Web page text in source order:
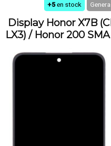
+5en stock Genera
Display Honor X7B
LX3) / Honor 200